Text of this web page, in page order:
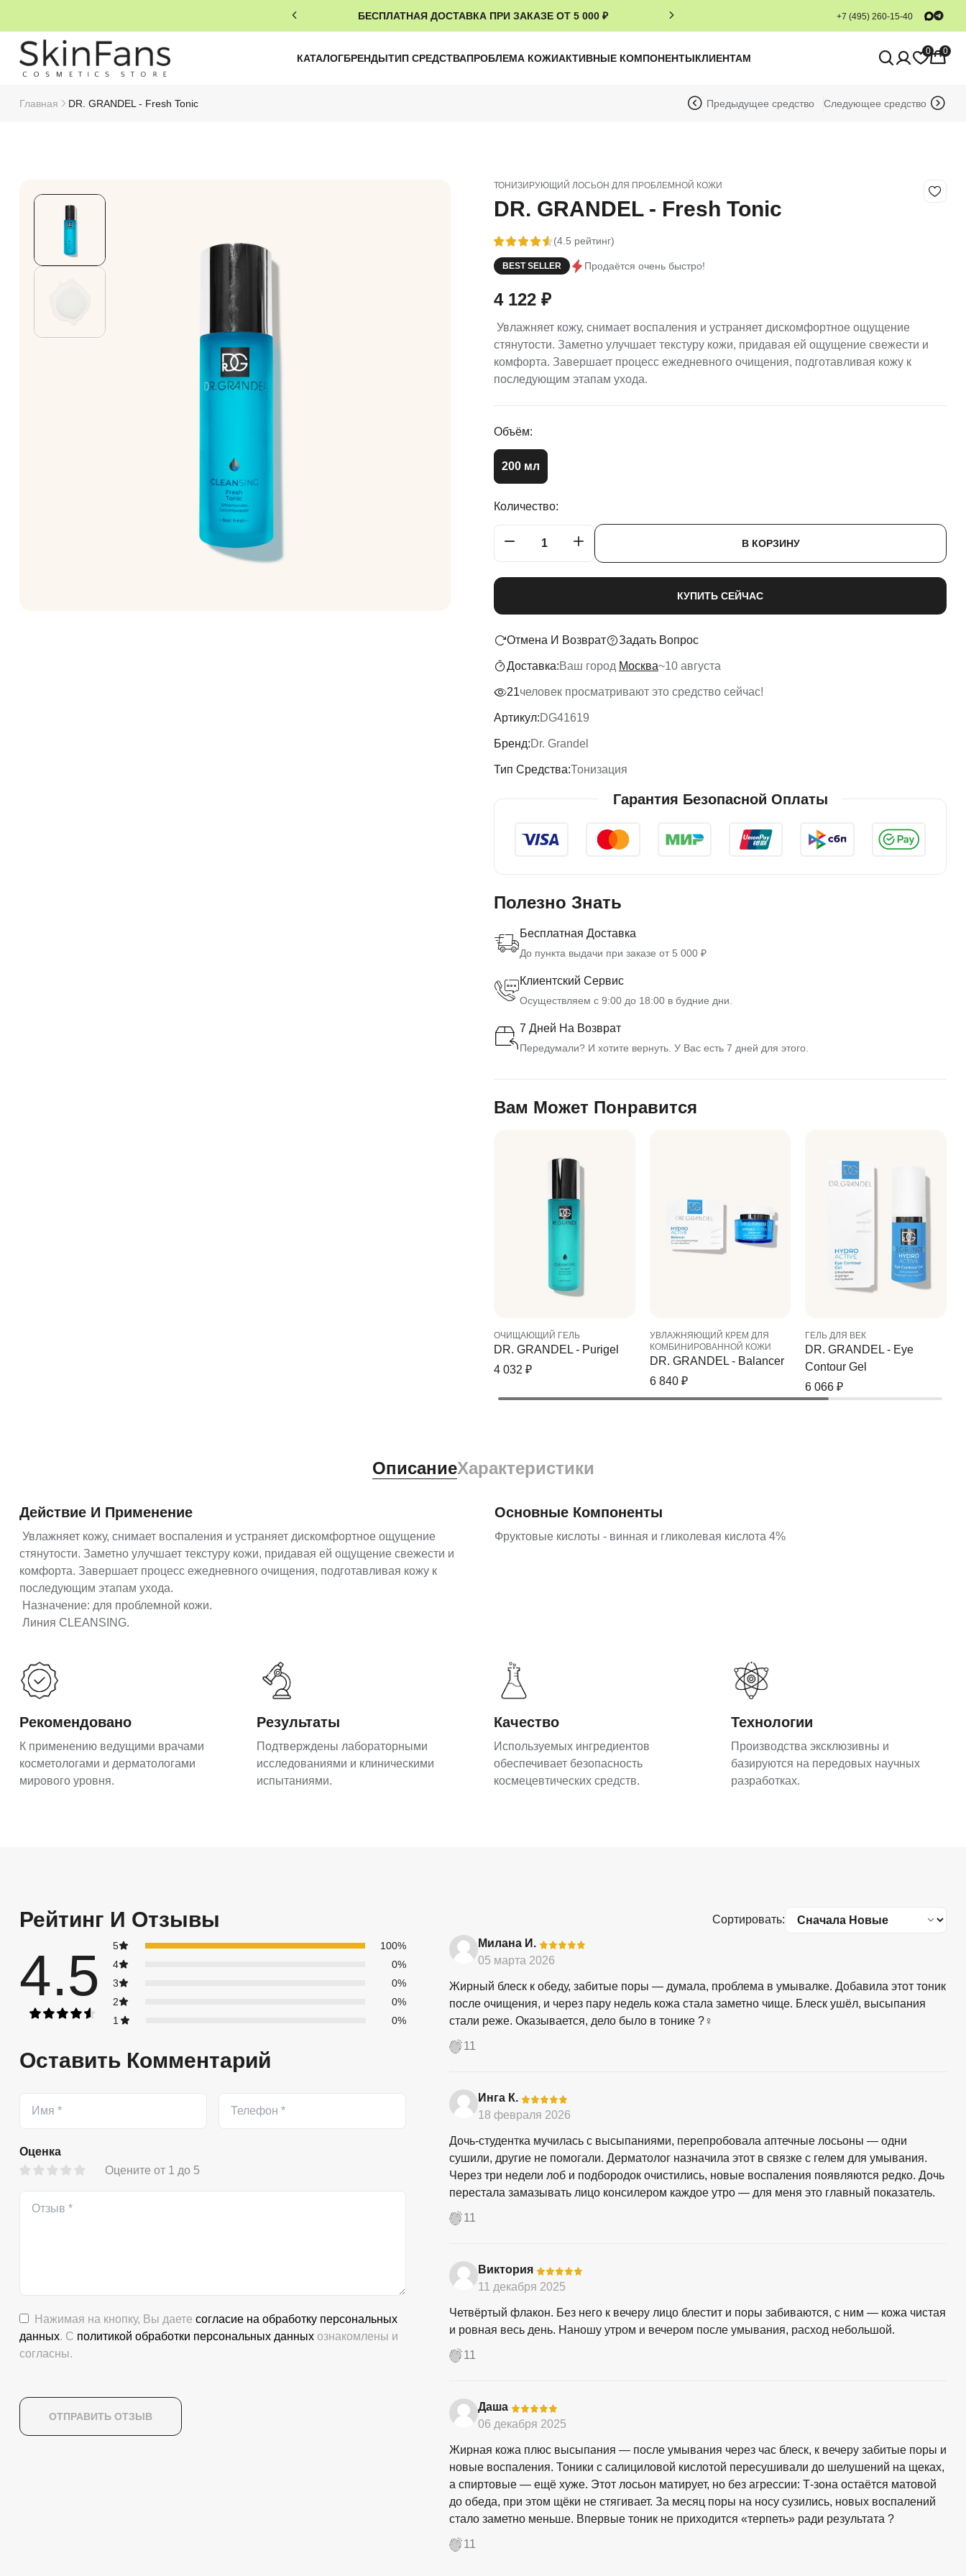
БЕСПЛАТНАЯ ДОСТАВКА ПРИ ЗАКАЗЕ ОТ 5 000 ₽ +7 (495) 260-15-40
КАТАЛОГБРЕНДЫТИП СРЕДСТВАПРОБЛЕМА КОЖИАКТИВНЫЕ КОМПОНЕНТЫКЛИЕНТАМ
0 0
Главная DR. GRANDEL - Fresh Tonic Предыдущее средство Следующее средство
ТОНИЗИРУЮЩИЙ ЛОСЬОН ДЛЯ ПРОБЛЕМНОЙ КОЖИ
DR. GRANDEL - Fresh Tonic
(4.5 рейтинг)
BEST SELLER Продаётся очень быстро!
4 122 ₽
Увлажняет кожу, снимает воспаления и устраняет дискомфортное ощущение
стянутости. Заметно улучшает текстуру кожи, придавая ей ощущение свежести и
комфорта. Завершает процесс ежедневного очищения, подготавливая кожу к
последующим этапам ухода.
Объём:
200 мл
Количество:
В КОРЗИНУ
КУПИТЬ СЕЙЧАС
Отмена И Возврат Задать Вопрос
Доставка:Ваш город Москва~10 августа
21человек просматривают это средство сейчас!
Артикул:DG41619
Бренд:Dr. Grandel
Тип Средства:Тонизация
Гарантия Безопасной Оплаты
Полезно Знать
Бесплатная Доставка
До пункта выдачи при заказе от 5 000 ₽
Клиентский Сервис
Осуществляем с 9:00 до 18:00 в будние дни.
7 Дней На Возврат
Передумали? И хотите вернуть. У Вас есть 7 дней для этого.
Вам Может Понравится
ОЧИЩАЮЩИЙ ГЕЛЬ
DR. GRANDEL - Purigel
4 032 ₽
УВЛАЖНЯЮЩИЙ КРЕМ ДЛЯ
КОМБИНИРОВАННОЙ КОЖИ
DR. GRANDEL - Balancer
6 840₽
ГЕЛЬ ДЛЯ ВЕК
DR. GRANDEL - Eye
Contour Gel
6 066 ₽
ОписаниеХарактеристики
Действие И Применение
Увлажняет кожу, снимает воспаления и устраняет дискомфортное ощущение
стянутости. Заметно улучшает текстуру кожи, придавая ей ощущение свежести и
комфорта. Завершает процесс ежедневного очищения, подготавливая кожу к
последующим этапам ухода.
Назначение: для проблемной кожи.
Линия CLEANSING.
Основные Компоненты
Фруктовые кислоты - винная и гликолевая кислота 4%
Рекомендовано
К применению ведущими врачами
косметологами и дерматологами
мирового уровня.
Результаты
Подтверждены лабораторными
исследованиями и клиническими
испытаниями.
Качество
Используемых ингредиентов
обеспечивает безопасность
космецевтических средств.
Технологии
Производства эксклюзивны и
базируются на передовых научных
разработках.
Рейтинг И Отзывы Сортировать:
4.5 5
100%
4
0%
3
0%
2
0%
1
0%
Оставить Комментарий
Оценка
Оцените от 1 до 5
Нажимая на кнопку, Вы даете согласие на обработку персональных
данных. С политикой обработки персональных данных ознакомлены и
согласны.
Милана И.-
05 марта 2026
Жирный блеск к обеду, забитые поры — думала, проблема в умывалке. Добавила этот тоник
после очищения, и через пару недель кожа стала заметно чище. Блеск ушёл, высыпания
стали реже. Оказывается, дело было в тонике ?‍♀️
11
Инга К.-
18 февраля 2026
Дочь-студентка мучилась с высыпаниями, перепробовала аптечные лосьоны — одни
сушили, другие не помогали. Дерматолог назначила этот в связке с гелем для умывания.
Через три недели лоб и подбородок очистились, новые воспаления появляются редко. Дочь
перестала замазывать лицо консилером каждое утро — для меня это главный показатель.
11
Виктория-
11 декабря 2025
Четвёртый флакон. Без него к вечеру лицо блестит и поры забиваются, с ним — кожа чистая
и ровная весь день. Наношу утром и вечером после умывания, расход небольшой.
11
Даша-
06 декабря 2025
Жирная кожа плюс высыпания — после умывания через час блеск, к вечеру забитые поры и
новые воспаления. Тоники с салициловой кислотой пересушивали до шелушений на щеках,
а спиртовые — ещё хуже. Этот лосьон матирует, но без агрессии: Т-зона остаётся матовой
до обеда, при этом щёки не стягивает. За месяц поры на носу сузились, новых воспалений
стало заметно меньше. Впервые тоник не приходится «терпеть» ради результата ?
11